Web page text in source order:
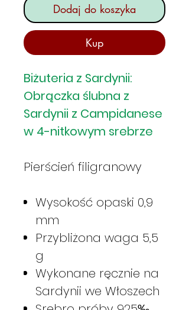
Dodaj do koszyka
Kup
Biżuteria z Sardynii:
Obrączka ślubna z
Sardynii z Campidanese
w 4-nitkowym srebrze
Pierścień filigranowy
Wysokość opaski 0,9
mm
Przybliżona waga 5,5
g
Wykonane ręcznie na
Sardynii we Włoszech